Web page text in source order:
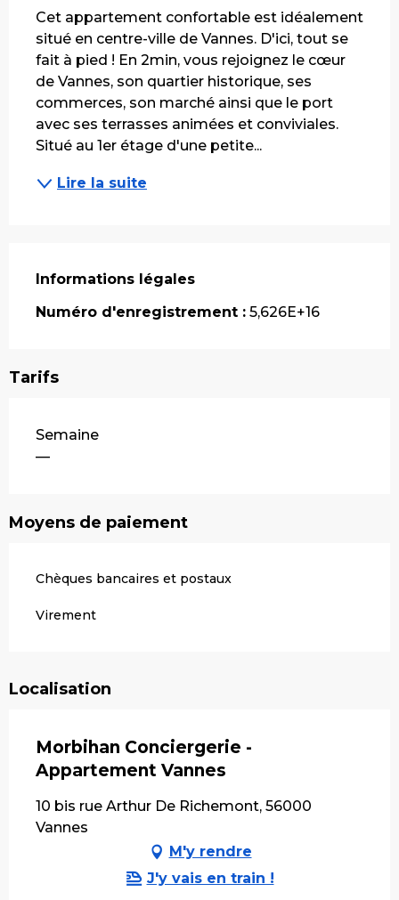
Cet appartement confortable est idéalement
situé en centre-ville de Vannes. D'ici, tout se
fait à pied ! En 2min, vous rejoignez le cœur
de Vannes, son quartier historique, ses
commerces, son marché ainsi que le port
avec ses terrasses animées et conviviales.
Situé au 1er étage d'une petite...
Lire la suite
Informations légales
Informations légales
Numéro d'enregistrement : 5,626E+16
Tarifs
Tarifs 2026
Semaine
—
Moyens de paiement
Chèques bancaires et postaux
Virement
Localisation
Morbihan Conciergerie -
Appartement Vannes
10 bis rue Arthur De Richemont, 56000
Vannes
M'y rendre
J'y vais en train !